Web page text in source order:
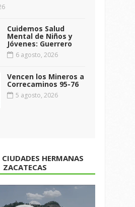
Cuidemos Salud
Mental de Niños y
Jóvenes: Guerrero
6 agosto, 2026
Vencen los Mineros a
Correcaminos 95-76
5 agosto, 2026
CIUDADES HERMANAS
ZACATECAS